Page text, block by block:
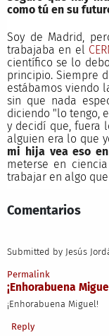
como tú en su
Soy de Madrid,
trabajaba en el
científico se lo
principio. Siempre
estábamos viendo
sin que nada
diciendo "lo tengo,
y decidí que, fuera
alguien era lo que
mi hija vea eso
meterse en
trabajar en algo
Comentarios
Submitted by Jesús
Permalink
¡Enhorabuena
¡Enhorabuena Miguel!
Reply